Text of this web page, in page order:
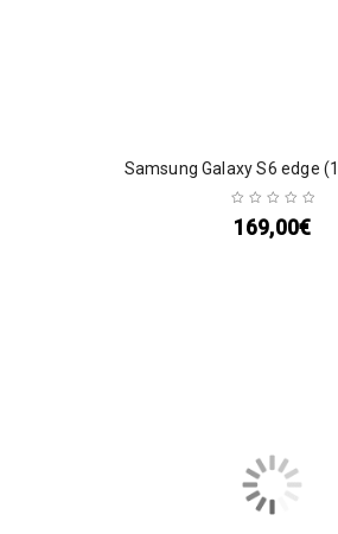
Samsung Galaxy S6 edge
169,00€